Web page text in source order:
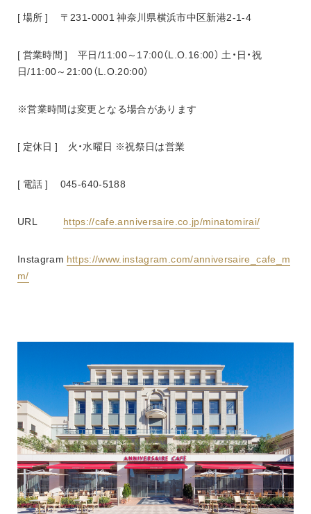
[ 場所 ]　 〒231-0001 神奈川県横浜市中区新港2-1-4
[ 営業時間 ]　平日/11:00～17:00（L.O.16:00） 土・日・祝
日/11:00～21:00（L.O.20:00）
※営業時間は変更となる場合があります
[ 定休日 ]　火・水曜日 ※祝祭日は営業
[ 電話 ]　 045-640-5188
URL https://cafe.anniversaire.co.jp/minatomirai/
Instagram https://www.instagram.com/anniversaire_cafe_m
m/